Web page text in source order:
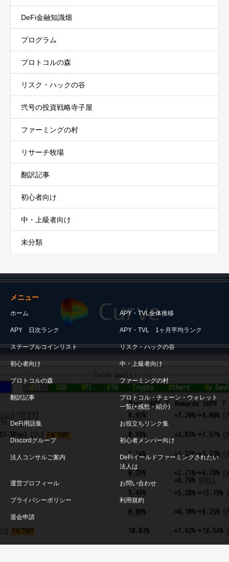
DeFi金融知識畑
プログラム
プロトコルの森
リスク・ハックの谷
弐号の投資戦略寺子屋
ファーミングの村
リサーチ牧場
翻訳記事
初心者向け
中・上級者向け
未分類
メニュー
ホーム APY・TVL全体推移
APY 日次ランク APY・TVL 1ヶ月平均ランク
ステーブルコインリスト リスク・ハックの谷
初心者向け 中・上級者向け
プロトコルの森 ファーミングの村
翻訳記事
プロトコル・チェーン・ウォレット
一覧(+感想・紹介)
DeFi用語集 お役立ちリンク集
Discordグループ 初心者メンバー向け
法人コンサルご案内
DeFiイールドファーミングされたい
法人は
運営プロフィール お問い合わせ
プライバシーポリシー 利用規約
退会申請